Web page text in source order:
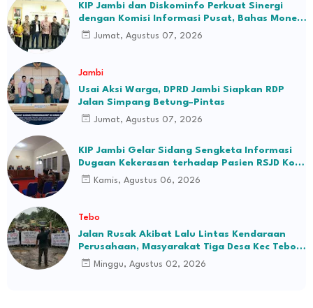
KIP Jambi dan Diskominfo Perkuat Sinergi
dengan Komisi Informasi Pusat, Bahas Monev
hingga Seleksi Komisioner
Jumat, Agustus 07, 2026
Jambi
Usai Aksi Warga, DPRD Jambi Siapkan RDP
Jalan Simpang Betung–Pintas
Jumat, Agustus 07, 2026
KIP Jambi Gelar Sidang Sengketa Informasi
Dugaan Kekerasan terhadap Pasien RSJD Kol.
H.M.Syukur Jambi
Kamis, Agustus 06, 2026
Tebo
Jalan Rusak Akibat Lalu Lintas Kendaraan
Perusahaan, Masyarakat Tiga Desa Kec Tebo
Ilir Bakal Blokade Jalan
Minggu, Agustus 02, 2026